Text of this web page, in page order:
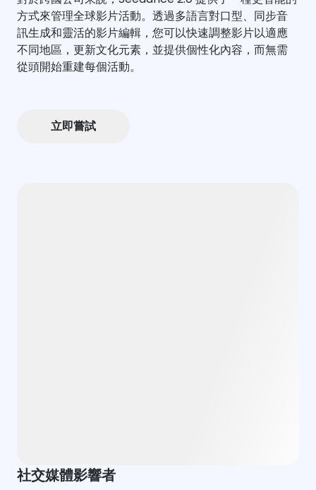
方式來管理全球影片活動。透過多語言對口型、同步音
訊生成和靈活的影片編輯，您可以快速調整影片以適應
不同地區，更新文化元素，並提供個性化內容，而無需
從頭開始重建每個活動。
立即嘗試
社交媒體影響者